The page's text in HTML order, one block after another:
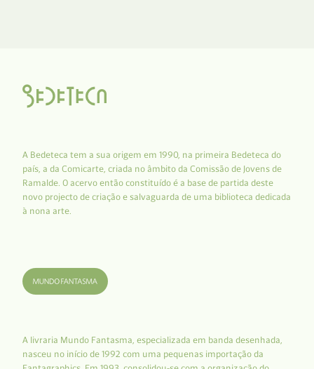
A Bedeteca tem a sua origem em 1990, na primeira Bedeteca do
país, a da Comicarte, criada no âmbito da Comissão de Jovens de
Ramalde. O acervo então constituído é a base de partida deste
novo projecto de criação e salvaguarda de uma biblioteca dedicada
à nona arte.
A livraria Mundo Fantasma, especializada em banda desenhada,
nasceu no início de 1992 com uma pequenas importação da